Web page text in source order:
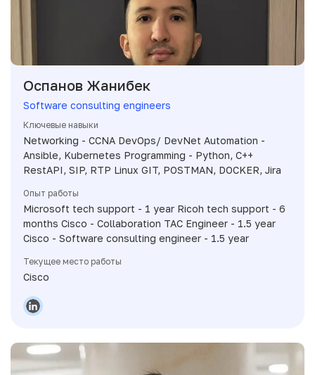
Оспанов Жанибек
Software consulting engineers
Ключевые навыки
Networking - CCNA DevOps/ DevNet Automation -
Ansible, Kubernetes Programming - Python, C++
RestAPI, SIP, RTP Linux GIT, POSTMAN, DOCKER, Jira
Опыт работы
Microsoft tech support - 1 year Ricoh tech support - 6
months Cisco - Collaboration TAC Engineer - 1.5 year
Cisco - Software consulting engineer - 1.5 year
Текущее место работы
Cisco